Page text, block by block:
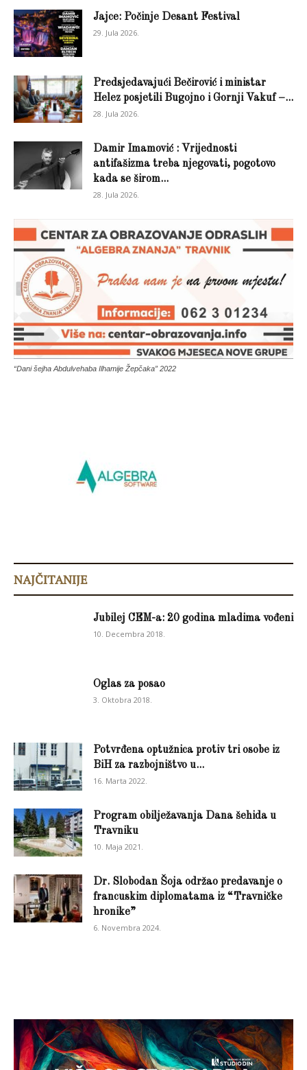
Jajce: Počinje Desant Festival
29. Jula 2026.
Predsjedavajući Bečirović i ministar
Helez posjetili Bugojno i Gornji Vakuf –...
28. Jula 2026.
Damir Imamović : Vrijednosti
antifašizma treba njegovati, pogotovo
kada se širom...
28. Jula 2026.
“Dani šejha Abdulvehaba Ilhamije Žepčaka” 2022
NAJČITANIJE
Jubilej CEM-a: 20 godina mladima vođeni
10. Decembra 2018.
Oglas za posao
3. Oktobra 2018.
Potvrđena optužnica protiv tri osobe iz
BiH za razbojništvo u...
16. Marta 2022.
Program obilježavanja Dana šehida u
Travniku
10. Maja 2021.
Dr. Slobodan Šoja održao predavanje o
francuskim diplomatama iz “Travničke
hronike”
6. Novembra 2024.